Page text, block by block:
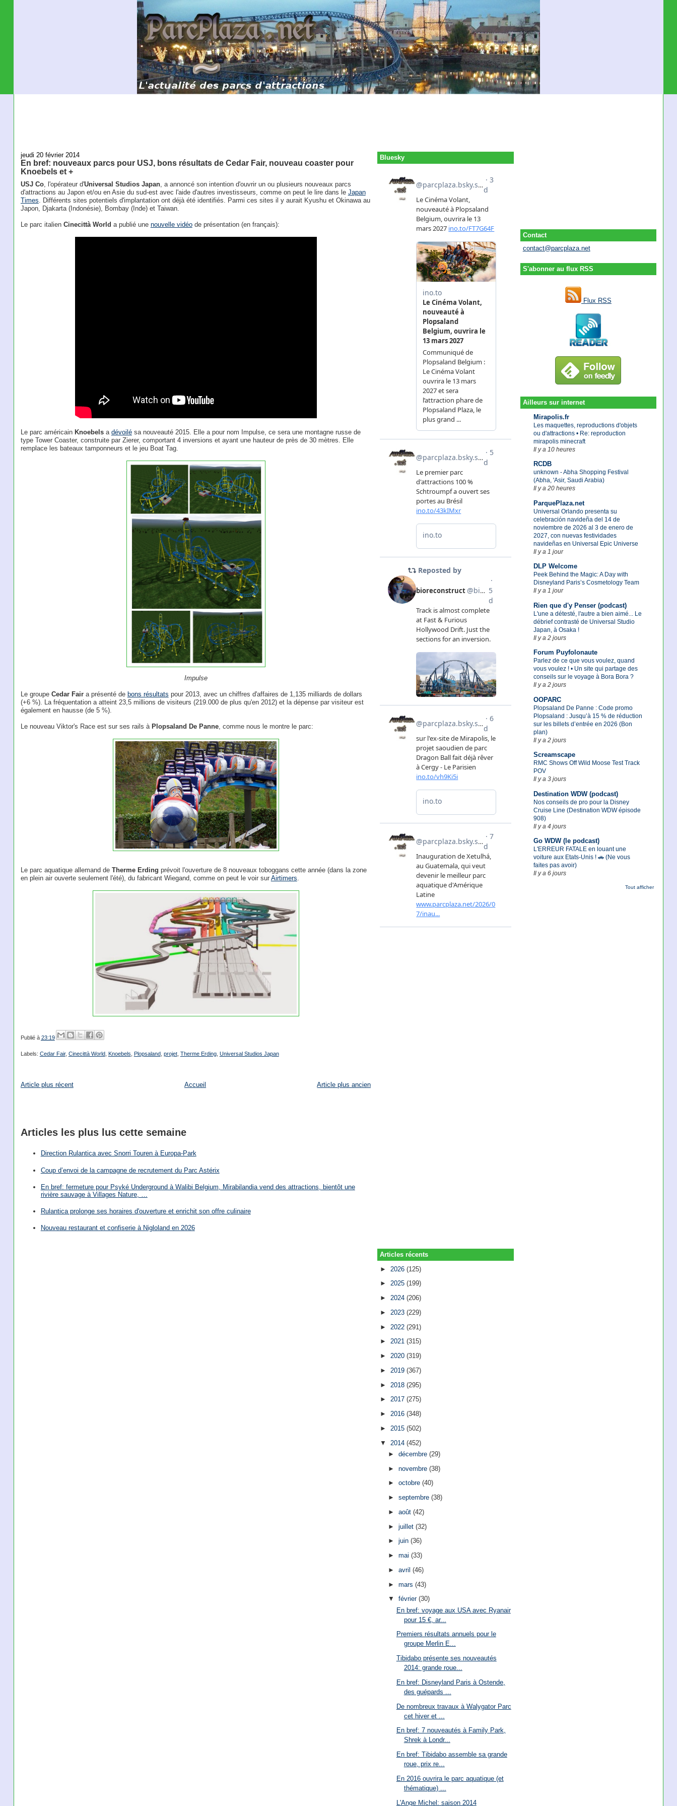
Contact
contact@parcplaza.net
S'abonner au flux RSS
Flux RSS
Ailleurs sur internet
Mirapolis.fr
Les maquettes, reproductions d'objets
ou d'attractions • Re: reproduction
mirapolis minecraft
Il y a 10 heures
RCDB
unknown - Abha Shopping Festival
(Abha, 'Asir, Saudi Arabia)
Il y a 20 heures
ParquePlaza.net
Universal Orlando presenta su
celebración navideña del 14 de
noviembre de 2026 al 3 de enero de
2027, con nuevas festividades
navideñas en Universal Epic Universe
Il y a 1 jour
DLP Welcome
Peek Behind the Magic: A Day with
Disneyland Paris’s Cosmetology Team
Il y a 1 jour
Rien que d'y Penser (podcast)
L'une a détesté, l'autre a bien aimé... Le
débrief contrasté de Universal Studio
Japan, à Osaka !
Il y a 2 jours
Forum Puyfolonaute
Parlez de ce que vous voulez, quand
vous voulez ! • Un site qui partage des
conseils sur le voyage à Bora Bora ?
Il y a 2 jours
OOPARC
Plopsaland De Panne : Code promo
Plopsaland : Jusqu’à 15 % de réduction
sur les billets d’entrée en 2026 (Bon
plan)
Il y a 2 jours
Screamscape
RMC Shows Off Wild Moose Test Track
POV
Il y a 3 jours
Destination WDW (podcast)
Nos conseils de pro pour la Disney
Cruise Line (Destination WDW épisode
908)
Il y a 4 jours
Go WDW (le podcast)
L'ERREUR FATALE en louant une
voiture aux Etats-Unis ! 🚗 (Ne vous
faites pas avoir)
Il y a 6 jours
Tout afficher
jeudi 20 février 2014
En bref: nouveaux parcs pour USJ, bons résultats de Cedar Fair, nouveau coaster pour
Knoebels et +
USJ Co, l'opérateur d'Universal Studios Japan, a annoncé son intention d'ouvrir un ou plusieurs nouveaux parcs
d'attractions au Japon et/ou en Asie du sud-est avec l'aide d'autres investisseurs, comme on peut le lire dans le Japan
Times. Différents sites potentiels d'implantation ont déjà été identifiés. Parmi ces sites il y aurait Kyushu et Okinawa au
Japon, Djakarta (Indonésie), Bombay (Inde) et Taiwan.
Le parc italien Cinecittà World a publié une nouvelle vidéode présentation (en français):
Le parc américain Knoebelsa dévoilésa nouveauté 2015. Elle a pour nom Impulse, ce sera une montagne russe de
type Tower Coaster, construite par Zierer, comportant 4 inversions et ayant une hauteur de près de 30 mètres. Elle
remplace les bateaux tamponneurs et le jeu Boat Tag.
Impulse
Le groupe Cedar Faira présenté de bons résultats pour 2013, avec un chiffres d'affaires de 1,135 milliards de dollars
(+6 %). La fréquentation a atteint 23,5 millions de visiteurs (219.000 de plus qu'en 2012) et la dépense par visiteur est
également en hausse (de 5 %).
Le nouveau Viktor's Race est sur ses rails à Plopsaland De Panne, comme nous le montre le parc:
Le parc aquatique allemand de Therme Erding prévoit l'ouverture de 8 nouveaux toboggans cette année (dans la zone
en plein air ouverte seulement l'été), du fabricant Wiegand, comme on peut le voir sur Airtimers
Publié à 23:19
Labels: Cedar Fair, Cinecittà World, Knoebels Plopsaland, projet, Therme Erding, Universal Studios Japan
Article plus récent Article plus ancien
Accueil
Articles les plus lus cette semaine
Direction Rulantica avec Snorri Touren à Europa-Park
Coup d’envoi de la campagne de recrutement du Parc Astérix
En bref: fermeture pour Psyké Underground à Walibi Belgium, Mirabilandia vend des attractions, bientôt une
rivière sauvage à Villages Nature, …
Rulantica prolonge ses horaires d'ouverture et enrichit son offre culinaire
Nouveau restaurant et confiserie à Nigloland en 2026
Bluesky
Articles récents
► 2026(125)
►2025(199)
►2024(206)
► 2023(229)
► 2022(291)
►2021(315)
►2020(319)
► 2019(367)
► 2018(295)
►2017(275)
►2016(348)
► 2015(502)
▼ 2014(452)
► décembre (29)
► novembre (38)
► octobre (40)
► septembre (38)
► août (42)
► juillet (32)
► juin (36)
► mai (33)
► avril (46)
► mars (43)
▼ février (30)
En bref: voyage aux USA avec Ryanair
pour 15 €, ar...
Premiers résultats annuels pour le
groupe Merlin E...
Tibidabo présente ses nouveautés
2014: grande roue...
En bref: Disneyland Paris à Ostende,
des guépards ...
De nombreux travaux à Walygator Parc
cet hiver et ...
En bref: 7 nouveautés à Family Park,
Shrek à Londr...
En bref: Tibidabo assemble sa grande
roue, prix re...
En 2016 ouvrira le parc aquatique (et
thématique) ...
L'Ange Michel: saison 2014